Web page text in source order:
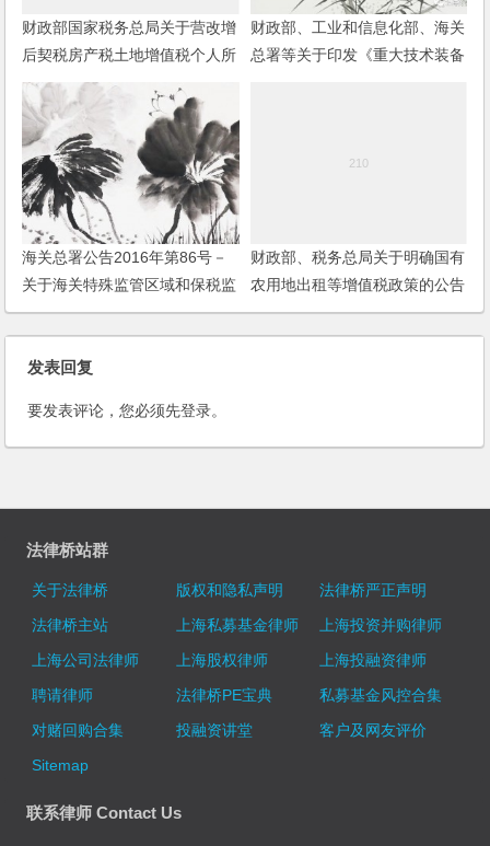
财政部国家税务总局关于营改增
后契税房产税土地增值税个人所
得税计税依据问题的通知
财政部、工业和信息化部、海关
总署等关于印发《重大技术装备
海关总署公告2016年第86号－
关于海关特殊监管区域和保税监
管场所保税货物流转管理的公告
财政部、税务总局关于明确国有
农用地出租等增值税政策的公告
发表回复
要发表评论，您必须先登录。
法律桥站群
关于法律桥 版权和隐私声明
法律桥严正声明
法律桥主站
上海私募基金律师
上海投资并购律师
上海公司法律师
上海股权律师
上海投融资律师
聘请律师
法律桥PE宝典
私募基金风控合集
对赌回购合集
投融资讲堂
客户及网友评价
Sitemap
联系律师 Contact Us